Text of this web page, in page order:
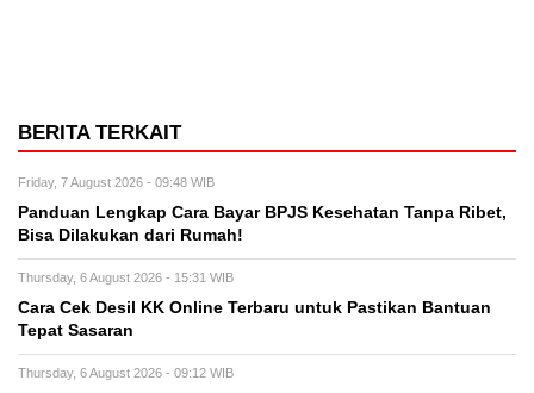
BERITA TERKAIT
Friday, 7 August 2026 - 09:48 WIB
Panduan Lengkap Cara Bayar BPJS Kesehatan Tanpa Ribet,
Bisa Dilakukan dari Rumah!
Thursday, 6 August 2026 - 15:31 WIB
Cara Cek Desil KK Online Terbaru untuk Pastikan Bantuan
Tepat Sasaran
Thursday, 6 August 2026 - 09:12 WIB